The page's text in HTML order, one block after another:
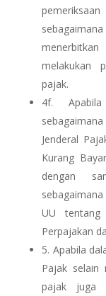
melakukan
pajak.
4f.
Jenderal
Kurang
dengan
UU
Perpajakan
5. Apabila
Pajak selain
pajak juga